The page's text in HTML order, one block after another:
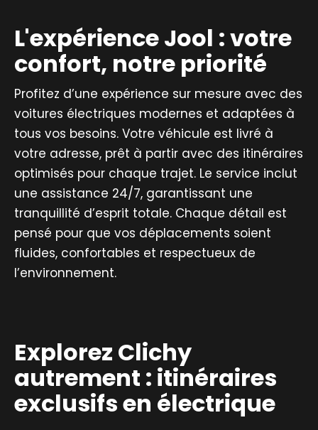
L'expérience Jool : votre
confort, notre priorité
Profitez d’une expérience sur mesure avec des
voitures électriques modernes et adaptées à
tous vos besoins. Votre véhicule est livré à
votre adresse, prêt à partir avec des itinéraires
optimisés pour chaque trajet. Le service inclut
une assistance 24/7, garantissant une
tranquillité d’esprit totale. Chaque détail est
pensé pour que vos déplacements soient
fluides, confortables et respectueux de
l’environnement.
Explorez Clichy
autrement : itinéraires
exclusifs en électrique